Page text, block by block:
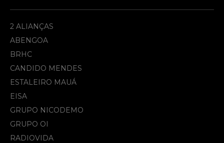
2 ALIANÇAS
ABENGOA
BRHC
CANDIDO MENDES
ESTALEIRO MAUÁ
EISA
GRUPO NICODEMO
GRUPO OI
RADIOVIDA